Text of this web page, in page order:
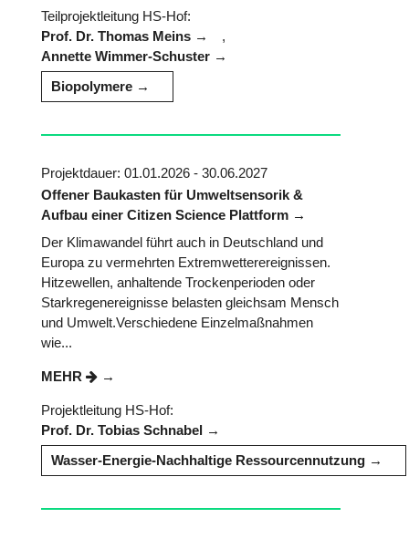
Teilprojektleitung HS-Hof:
Prof. Dr. Thomas Meins
,
Annette Wimmer-Schuster
Biopolymere
Projektdauer: 01.01.2026 - 30.06.2027
Offener Baukasten für Umweltsensorik &
Aufbau einer Citizen Science Plattform
Der Klimawandel führt auch in Deutschland und
Europa zu vermehrten Extremwetterereignissen.
Hitzewellen, anhaltende Trockenperioden oder
Starkregenereignisse belasten gleichsam Mensch
und Umwelt.Verschiedene Einzelmaßnahmen
wie...
MEHR
Projektleitung HS-Hof:
Prof. Dr. Tobias Schnabel
Wasser-Energie-Nachhaltige Ressourcennutzung